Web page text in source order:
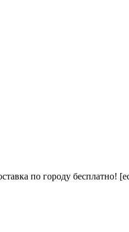
по городу бесплатно!